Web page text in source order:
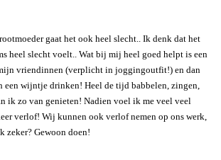
gaat het ook heel slecht.. Ik denk dat het
heel slecht voelt.. Wat bij mij heel goed helpt is een
vriendinnen (verplicht in joggingoutfit!) en dan
een wijntje drinken! Heel de tijd babbelen, zingen,
ik zo van genieten! Nadien voel ik me veel veel
verlof! Wij kunnen ook verlof nemen op ons werk,
zeker? Gewoon doen!